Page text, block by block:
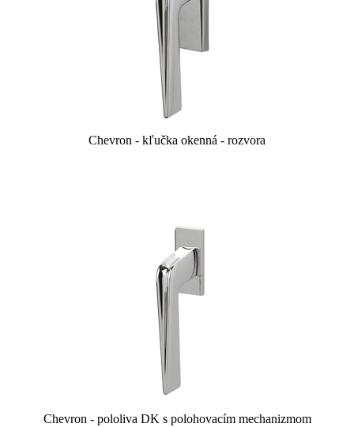
Chevron - kľučka okenná - rozvora
Chevron - pololiva DK s polohovacím mechanizmom